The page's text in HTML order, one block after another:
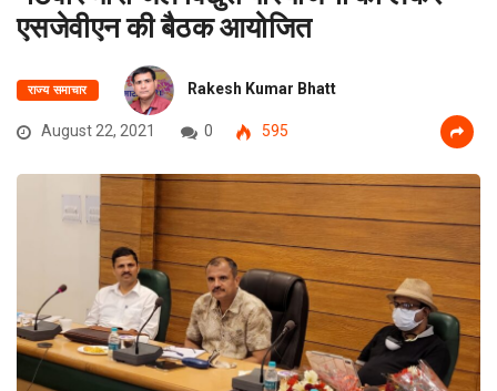
एसजेवीएन की बैठक आयोजित
राज्य समाचार Rakesh Kumar Bhatt
August 22, 2021 0 595